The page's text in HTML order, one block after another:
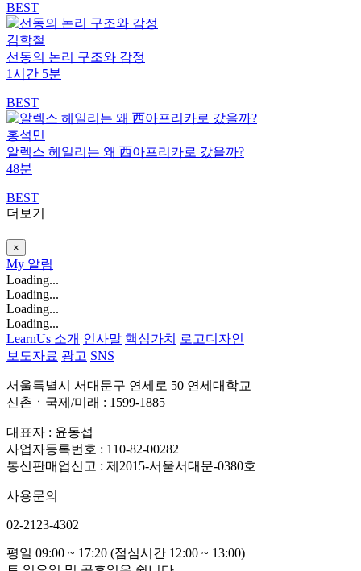
BEST
김학철
선동의 논리 구조와 감정
1시간 5분
BEST
홍석민
알렉스 헤일리는 왜 西아프리카로 갔을까?
48분
BEST
더보기
×
My 알림
Loading...
Loading...
Loading...
Loading...
LearnUs 소개 인사말 핵심가치
로고디자인
보도자료 광고 SNS
서울특별시 서대문구 연세로 50 연세대학교
신촌ㆍ국제/미래 : 1599-1885
대표자 : 윤동섭
사업자등록번호 : 110-82-00282
통신판매업신고 : 제2015-서울서대문-0380호
사용문의
02-2123-4302
평일 09:00 ~ 17:20 (점심시간 12:00 ~ 13:00)